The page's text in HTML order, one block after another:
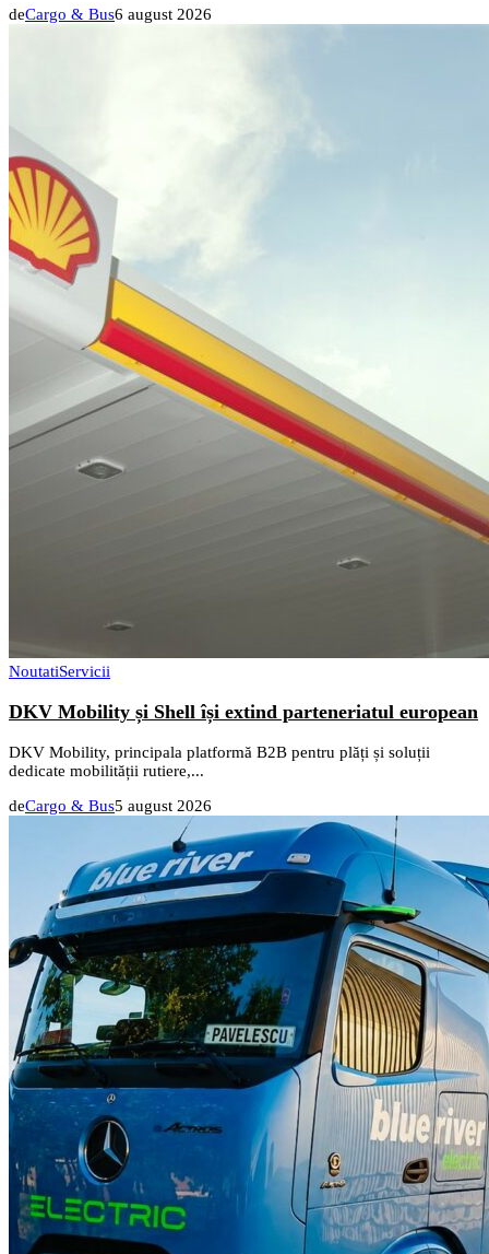
deCargo & Bus6 august 2026
NoutatiServicii
DKV Mobility și Shell își extind parteneriatul european
DKV Mobility, principala platformă B2B pentru plăți și soluții
dedicate mobilității rutiere,...
deCargo & Bus5 august 2026